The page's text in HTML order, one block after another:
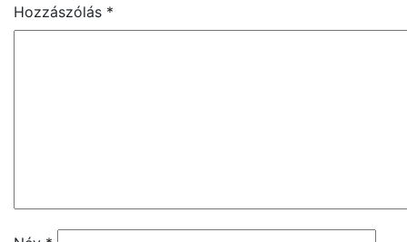
Hozzászólás *